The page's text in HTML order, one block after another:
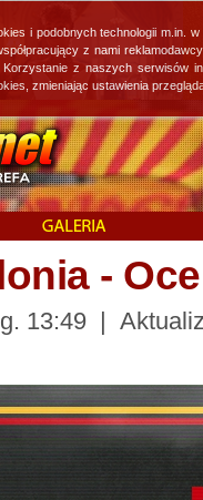
-
13:49 |
i podobnych technologii
z nami
z naszych
zmieniając ustawienia